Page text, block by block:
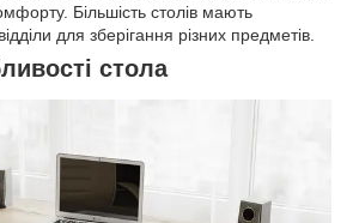
Більшість столів мають
для зберігання різних предметів.
стола